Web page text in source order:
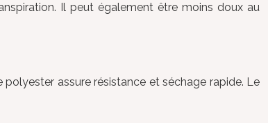
Il peut également être moins doux au
assure résistance et séchage rapide. Le